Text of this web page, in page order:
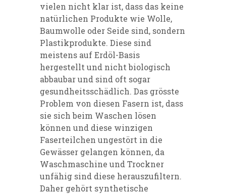
vielen nicht klar ist, dass das keine
natürlichen Produkte wie Wolle,
Baumwolle oder Seide sind, sondern
Plastikprodukte. Diese sind
meistens auf Erdöl-Basis
hergestellt und nicht biologisch
abbaubar und sind oft sogar
gesundheitsschädlich. Das grösste
Problem von diesen Fasern ist, dass
sie sich beim Waschen lösen
können und diese winzigen
Faserteilchen ungestört in die
Gewässer gelangen können, da
Waschmaschine und Trockner
unfähig sind diese herauszufiltern.
Daher gehört synthetische